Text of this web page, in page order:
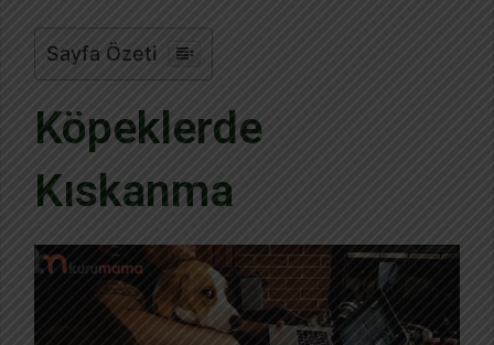
Sayfa Özeti
Köpeklerde
Kıskanma